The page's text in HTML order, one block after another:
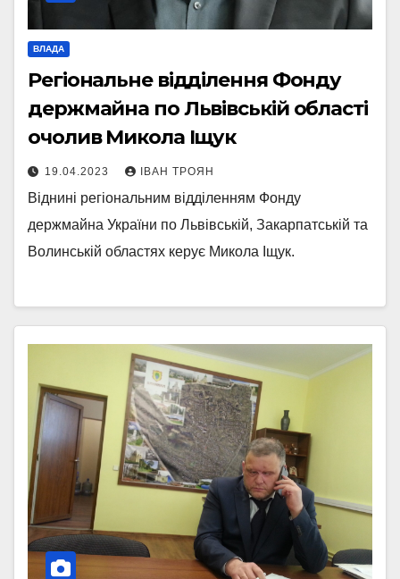
ВЛАДА
Регіональне відділення Фонду
держмайна по Львівській області
очолив Микола Іщук
19.04.2023 ІВАН ТРОЯН
Віднині регіональним відділенням Фонду
держмайна України по Львівській, Закарпатській та
Волинській областях керує Микола Іщук.